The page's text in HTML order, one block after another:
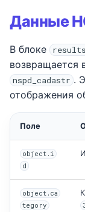
Данные
В блоке
возвращается
nspd_cadastr .
отображения
Поле
object.i
d
object.ca
tegory